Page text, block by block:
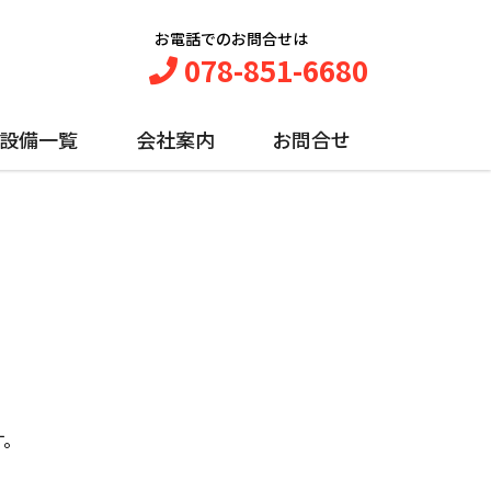
お電話でのお問合せは
078-851-6680
設備一覧 会社案内 お問合せ